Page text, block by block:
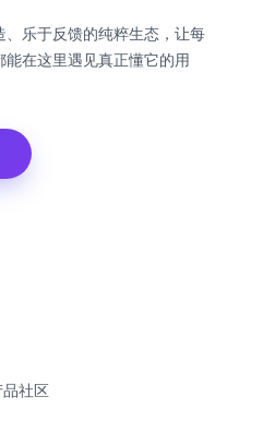
乐于反馈的纯粹生态，让每
在这里遇见真正懂它的用
社区